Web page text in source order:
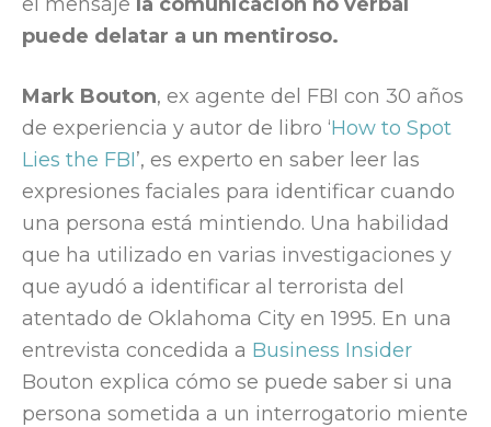
puede delatar a un mentiroso.
Mark Bouton, ex agente del FBI con 30 años
de experiencia y autor de libro ‘How to Spot
Lies the FBI’, es experto en saber leer las
expresiones faciales para identificar cuando
una persona está mintiendo. Una habilidad
que ha utilizado en varias investigaciones y
que ayudó a identificar al terrorista del
atentado de Oklahoma City en 1995. En una
entrevista concedida a Business Insider
Bouton explica cómo se puede saber si una
persona sometida a un interrogatorio miente